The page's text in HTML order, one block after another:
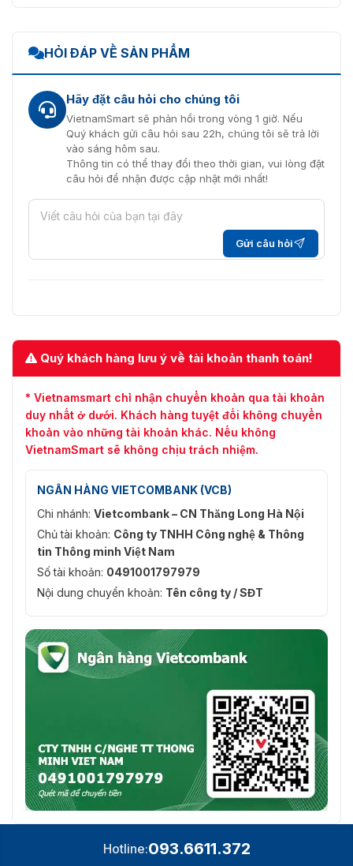
HỎI ĐÁP VỀ SẢN PHẨM
Hãy đặt câu hỏi cho chúng tôi
VietnamSmart sẽ phản hồi trong vòng 1 giờ. Nếu
Quý khách gửi câu hỏi sau 22h, chúng tôi sẽ trả lời
vào sáng hôm sau.
Thông tin có thể thay đổi theo thời gian, vui lòng đặt
câu hỏi để nhận được cập nhật mới nhất!
Gửi câu hỏi
Quý khách hàng lưu ý về tài khoản thanh toán!
* Vietnamsmart chỉ nhận chuyển khoản qua tài khoản
duy nhất ở dưới. Khách hàng tuyệt đối không chuyển
khoản vào những tài khoản khác. Nếu không
VietnamSmart sẽ không chịu trách nhiệm.
NGÂN HÀNG VIETCOMBANK (VCB)
Chi nhánh: Vietcombank – CN Thăng Long Hà Nội
Chủ tài khoản: Công ty TNHH Công nghệ & Thông
tin Thông minh Việt Nam
Số tài khoản: 0491001797979
Nội dung chuyển khoản: Tên công ty / SĐT
Hotline:093.6611.372